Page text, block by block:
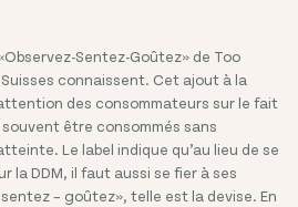
Sentez-Goûtez» de Too
connaissent. Cet ajout à la
des consommateurs sur le fait
être consommés sans
Le label indique qu’au lieu de se
la DDM, il faut aussi se fier à ses
– goûtez», telle est la devise. En